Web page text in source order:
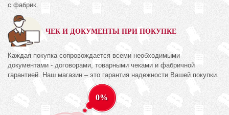
с фабрик.
ЧЕК И ДОКУМЕНТЫ ПРИ ПОКУПКЕ
Каждая покупка сопровождается всеми необходимыми
документами - договорами, товарными чеками и фабричной
гарантией. Наш магазин – это гарантия надежности Вашей покупки.
0%